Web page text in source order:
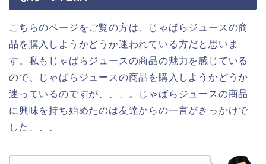
こちらのページをご覧の方は、じゃばらジュースの商
品を購入しようかどうか迷われている方だと思いま
す。私もじゃばらジュースの商品の魅力を感じている
ので、じゃばらジュースの商品を購入しようかどうか
迷っているのですが、、、。じゃばらジュースの商品
に興味を持ち始めたのは友達からの一言がきっかけで
した、、、